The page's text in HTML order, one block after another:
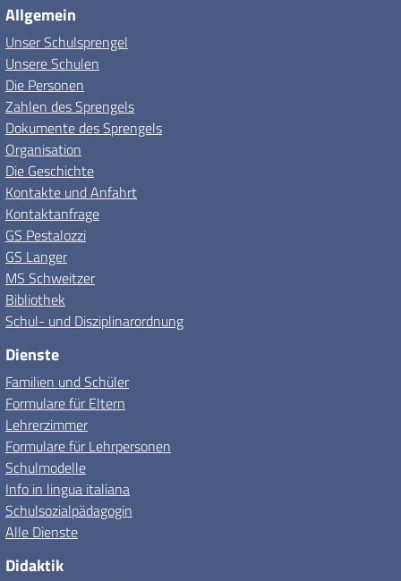
Allgemein
Unser Schulsprengel
Unsere Schulen
Die Personen
Zahlen des Sprengels
Dokumente des Sprengels
Organisation
Die Geschichte
Kontakte und Anfahrt
Kontaktanfrage
GS Pestalozzi
GS Langer
MS Schweitzer
Bibliothek
Schul- und Disziplinarordnung
Dienste
Familien und Schüler
Formulare für Eltern
Lehrerzimmer
Formulare für Lehrpersonen
Schulmodelle
Info in lingua italiana
Schulsozialpädagogin
Alle Dienste
Didaktik